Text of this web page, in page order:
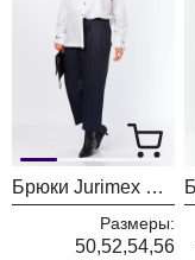
Брюки Jurimex West 3552
Размеры:
50,52,54,56